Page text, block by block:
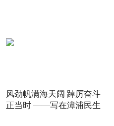
风劲帆满海天阔 踔厉奋斗
正当时 ——写在漳浦民生